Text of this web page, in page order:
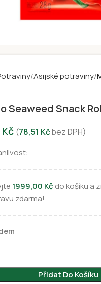
Asijské potraviny
Seaweed Snack
Kč (78,51 Kčbez DPH)
1999,00 Kč do košíku a
zdarma!
Přidat Do Košíku